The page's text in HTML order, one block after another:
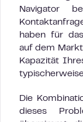
Navigator
haben für
auf dem
Kapazität
Die
dieses